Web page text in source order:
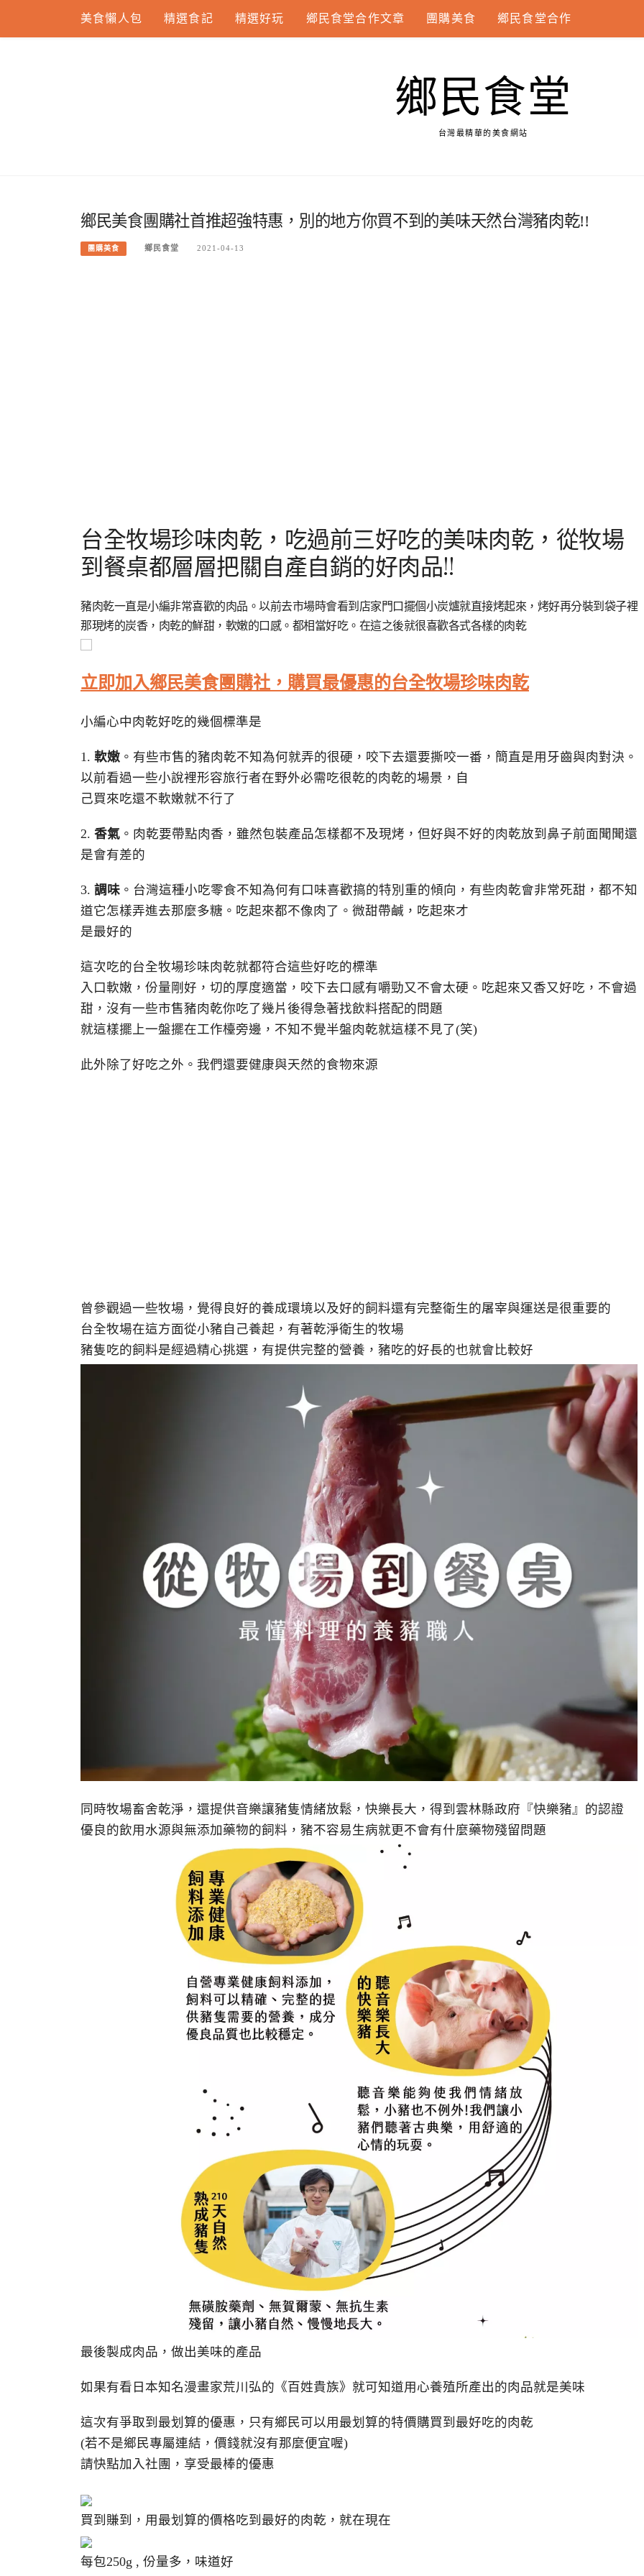
content
美食懶人包 精選食記 精選好玩 鄉民食堂合作文章 團購美食 鄉民食堂合作
鄉民食堂
台灣最精華的美食網站
鄉民美食團購社首推超強特惠，別的地方你買不到的美味天然台灣豬肉乾!!
團購美食 鄉民食堂 2021-04-13
台全牧場珍味肉乾，吃過前三好吃的美味肉乾，從牧場
到餐桌都層層把關自產自銷的好肉品!!
豬肉乾一直是小編非常喜歡的肉品。以前去市場時會看到店家門口擺個小炭爐就直接烤起來，烤好再分裝到袋子裡
那現烤的炭香，肉乾的鮮甜，軟嫩的口感。都相當好吃。在這之後就很喜歡各式各樣的肉乾
立即加入鄉民美食團購社，購買最優惠的台全牧場珍味肉乾
小編心中肉乾好吃的幾個標準是
1. 軟嫩 。有些市售的豬肉乾不知為何就弄的很硬，咬下去還要撕咬一番，簡直是用牙齒與肉對決。
以前看過一些小說裡形容旅行者在野外必需吃很乾的肉乾的場景，自
己買來吃還不軟嫩就不行了
2. 香氣 。肉乾要帶點肉香，雖然包裝產品怎樣都不及現烤，但好與不好的肉乾放到鼻子前面聞聞還
是會有差的
3. 調味 。台灣這種小吃零食不知為何有口味喜歡搞的特別重的傾向，有些肉乾會非常死甜，都不知
道它怎樣弄進去那麼多糖。吃起來都不像肉了。微甜帶鹹，吃起來才
是最好的
這次吃的台全牧場珍味肉乾就都符合這些好吃的標準
入口軟嫩，份量剛好，切的厚度適當，咬下去口感有嚼勁又不會太硬。吃起來又香又好吃，不會過
甜，沒有一些市售豬肉乾你吃了幾片後得急著找飲料搭配的問題
就這樣擺上一盤擺在工作檯旁邊，不知不覺半盤肉乾就這樣不見了(笑)
此外除了好吃之外。我們還要健康與天然的食物來源
曾參觀過一些牧場，覺得良好的養成環境以及好的飼料還有完整衛生的屠宰與運送是很重要的
台全牧場在這方面從小豬自己養起，有著乾淨衛生的牧場
豬隻吃的飼料是經過精心挑選，有提供完整的營養，豬吃的好長的也就會比較好
同時牧場畜舍乾淨，還提供音樂讓豬隻情緒放鬆，快樂長大，得到雲林縣政府『快樂豬』的認證
優良的飲用水源與無添加藥物的飼料，豬不容易生病就更不會有什麼藥物殘留問題
最後製成肉品，做出美味的產品
如果有看日本知名漫畫家荒川弘的《百姓貴族》就可知道用心養殖所產出的肉品就是美味
這次有爭取到最划算的優惠，只有鄉民可以用最划算的特價購買到最好吃的肉乾
(若不是鄉民專屬連結，價錢就沒有那麼便宜喔)
請快點加入社團，享受最棒的優惠
買到賺到，用最划算的價格吃到最好的肉乾，就在現在
每包250g , 份量多，味道好